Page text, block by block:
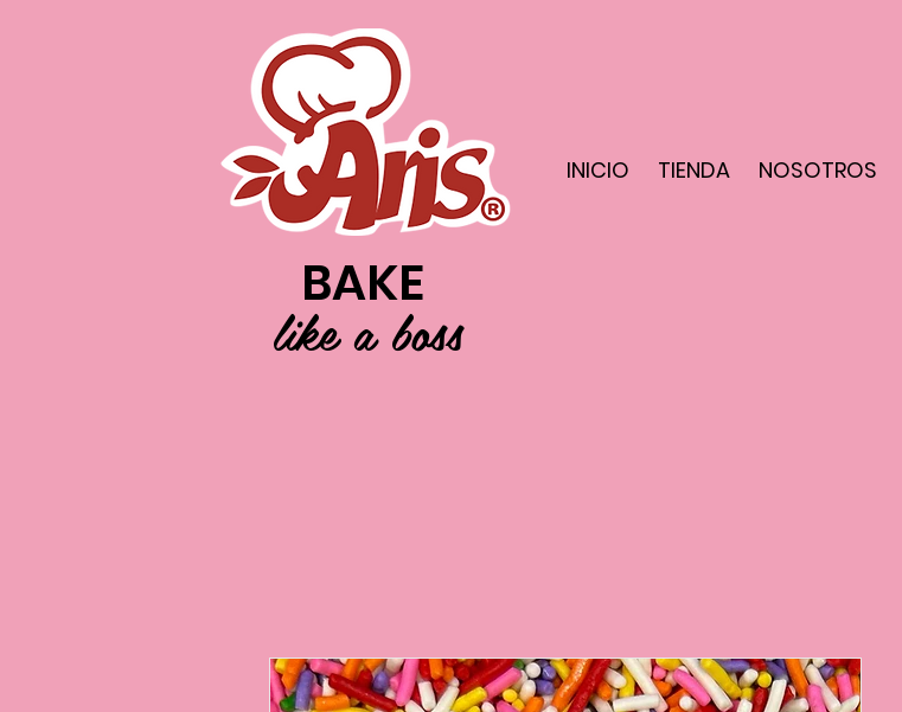
BAKE
like a boss
INICIO TIENDA NOSOTROS